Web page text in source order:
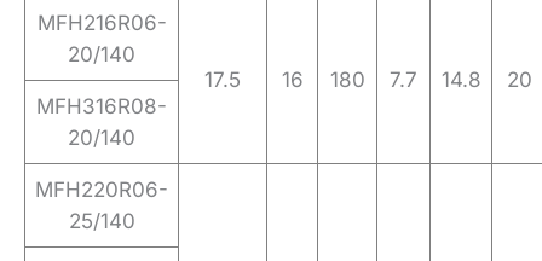
MFH216R06-
20/140
17.5
16 180 7.7 14.8
20
MFH316R08-
20/140
MFH220R06-
25/140